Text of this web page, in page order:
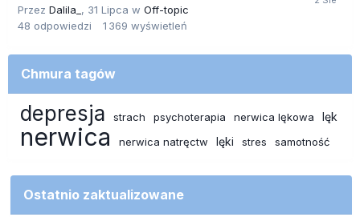
Przez Dalila_ , 31 Lipca w Off-topic
48 odpowiedzi 1 369 wyświetleń
Chmura tagów
depresja strach psychoterapia nerwica lękowa lęk
nerwica nerwica natręctw lęki stres samotność
Ostatnio zaktualizowane